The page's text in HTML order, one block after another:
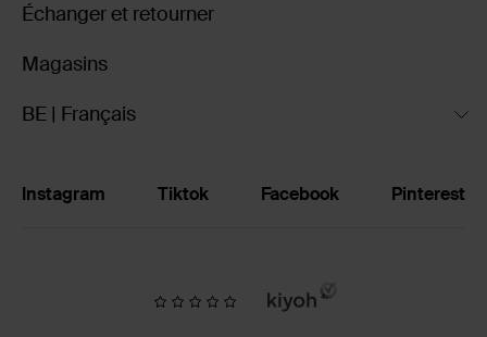
Échanger et retourner
Magasins
BE | Français
Instagram Tiktok Facebook Pinterest